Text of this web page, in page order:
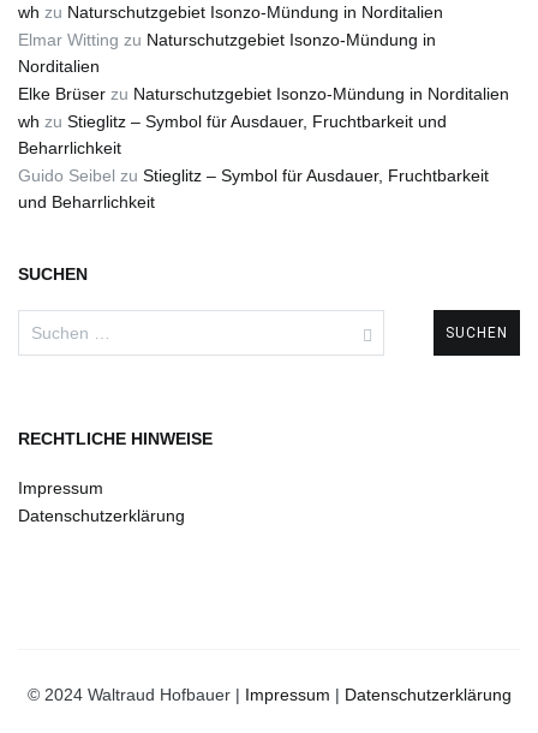
wh zu Naturschutzgebiet Isonzo-Mündung in Norditalien
Elmar Witting zu Naturschutzgebiet Isonzo-Mündung in
Norditalien
Elke Brüser zu Naturschutzgebiet Isonzo-Mündung in Norditalien
wh zu Stieglitz – Symbol für Ausdauer, Fruchtbarkeit und
Beharrlichkeit
Guido Seibel zu Stieglitz – Symbol für Ausdauer, Fruchtbarkeit
und Beharrlichkeit
SUCHEN
RECHTLICHE HINWEISE
Impressum
Datenschutzerklärung
© 2024 Waltraud Hofbauer | Impressum | Datenschutzerklärung